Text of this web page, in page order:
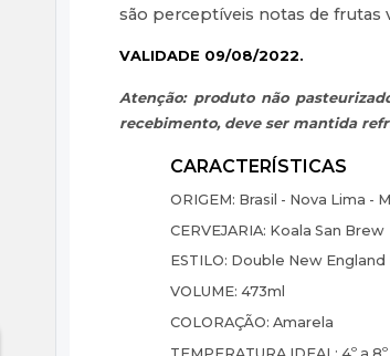
são perceptíveis notas de
VALIDADE 09/08/2022.
Atenção: produto não
recebimento, deve ser mantida
ORIGEM: Brasil - Nova Lima -
CERVEJARIA: Koala San Brew
ESTILO: Double New England
VOLUME: 473ml
COLORAÇÃO: Amarela